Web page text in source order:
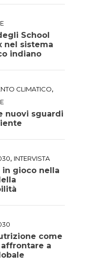
School
nel sistema
indiano
CLIMATICO,
nuovi sguardi
, INTERVISTA
in gioco nella
come
a